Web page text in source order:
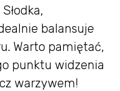
balansuje
Warto pamiętać,
punktu widzenia
warzywem!